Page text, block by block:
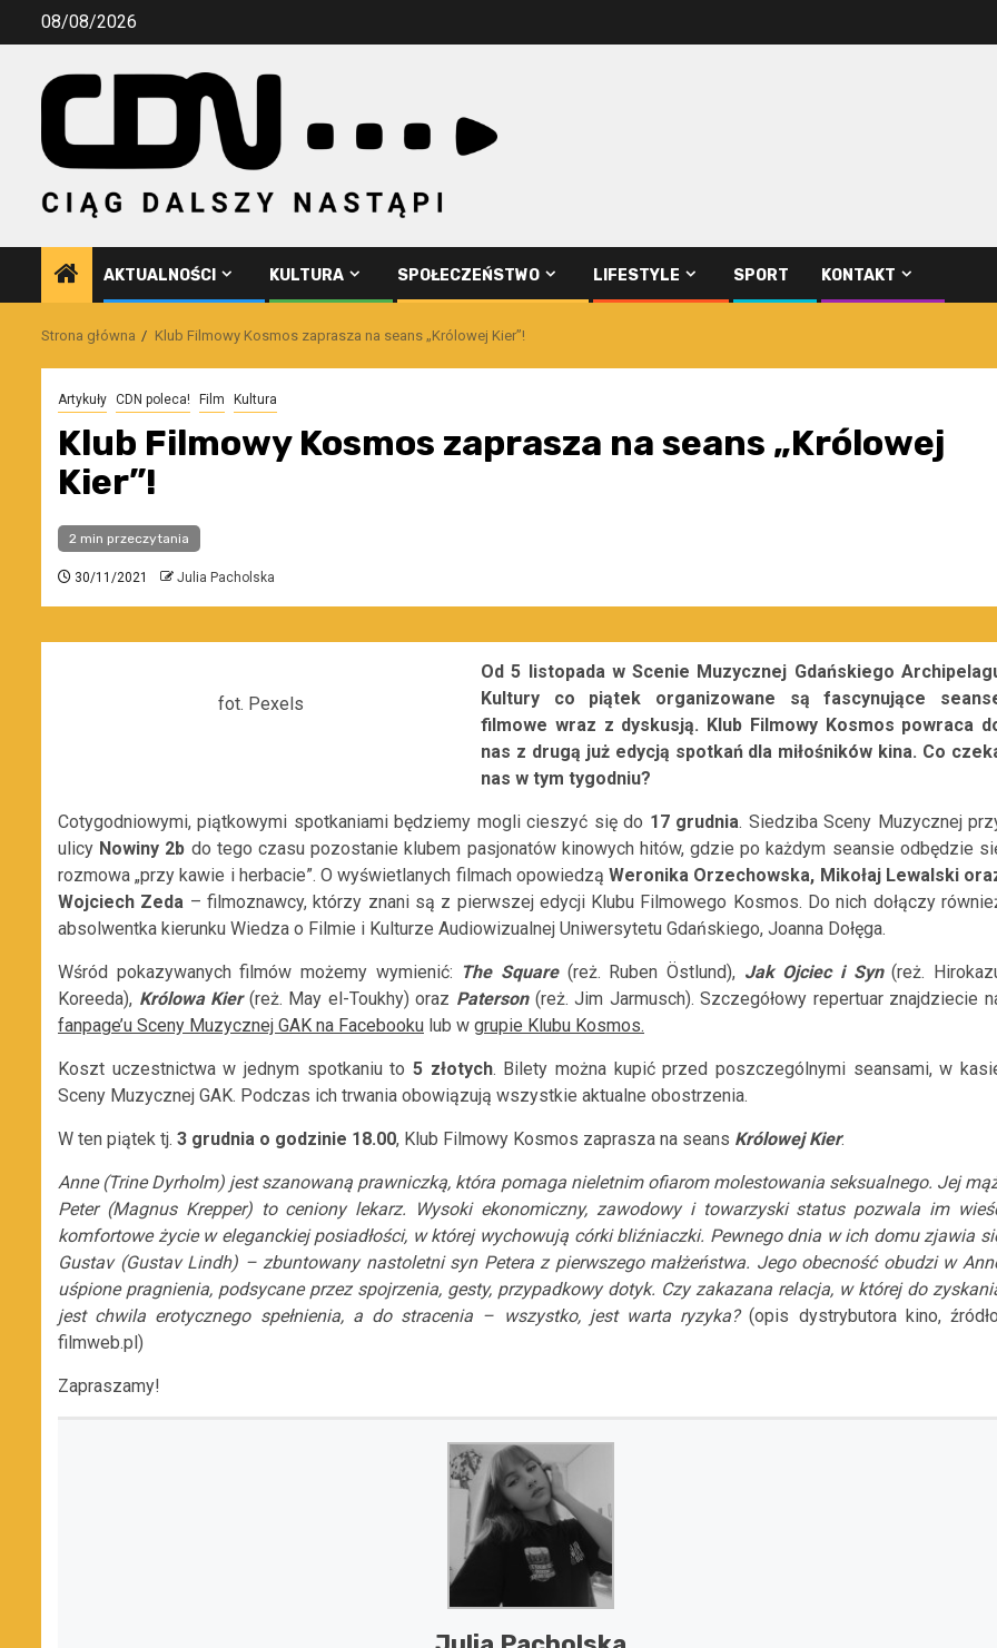
Przejdź08/08/2026
AKTUALNOŚCI KULTURA SPOŁECZEŃSTWO LIFESTYLE SPORT KONTAKT
Strona główna Klub Filmowy Kosmos zaprasza na seans „Królowej Kier”!
Artykuły CDN poleca! Film Kultura
Klub Filmowy Kosmos zaprasza na seans „Królowej
Kier”!
2 min przeczytania
30/11/2021 Julia Pacholska
fot. Pexels
Od 5 listopada w Scenie Muzycznej Gdańskiego
Kultury co piątek organizowane są fascynujące
filmowe wraz z dyskusją. Klub Filmowy Kosmos powraca
nas z drugą już edycją spotkań dla miłośników kina. Co
nas w tym tygodniu?
Cotygodniowymi, piątkowymi spotkaniami będziemy mogli cieszyć się do 17 grudnia. Siedziba Sceny Muzycznej
ulicy Nowiny 2b do tego czasu pozostanie klubem pasjonatów kinowych hitów, gdzie po każdym seansie odbędzie
rozmowa „przy kawie i herbacie”. O wyświetlanych filmach opowiedząWeronika Orzechowska, Mikołaj Lewalski
Wojciech Zeda – filmoznawcy, którzy znani są z pierwszej edycji Klubu Filmowego Kosmos. Do nich dołączy
absolwentka kierunku Wiedza o Filmie i Kulturze Audiowizualnej Uniwersytetu Gdańskiego, Joanna Dołęga.
Wśród pokazywanych filmów możemy wymienić: The Square (reż. Ruben Östlund), Jak Ojciec i Syn(reż.
Koreeda), Królowa Kier(reż. May el-Toukhy) oraz Paterson(reż. Jim Jarmusch). Szczegółowy repertuar znajdziecie
fanpage’u Sceny Muzycznej GAK na Facebooku lub w grupie Klubu Kosmos.
Koszt uczestnictwa w jednym spotkaniu to 5 złotych. Bilety można kupić przed poszczególnymi seansami, w
Sceny Muzycznej GAK. Podczas ich trwania obowiązują wszystkie aktualne obostrzenia.
W ten piątek tj. 3 grudnia o godzinie 18.00, Klub Filmowy Kosmos zaprasza na seans Królowej Kier:
Anne (Trine Dyrholm) jest szanowaną prawniczką, która pomaga nieletnim ofiarom molestowania seksualnego. Jej
Peter (Magnus Krepper) to ceniony lekarz. Wysoki ekonomiczny, zawodowy i towarzyski status pozwala im
komfortowe życie w eleganckiej posiadłości, w której wychowują córki bliźniaczki. Pewnego dnia w ich domu zjawia
Gustav (Gustav Lindh) – zbuntowany nastoletni syn Petera z pierwszego małżeństwa. Jego obecność obudzi w
uśpione pragnienia, podsycane przez spojrzenia, gesty, przypadkowy dotyk. Czy zakazana relacja, w której do
jest chwila erotycznego spełnienia, a do stracenia – wszystko, jest warta ryzyka?(opis dystrybutora kino,
filmweb.pl)
Zapraszamy!